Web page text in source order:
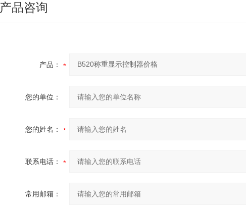
产品咨询
产品：
您的单位：
您的姓名：
联系电话：
常用邮箱：